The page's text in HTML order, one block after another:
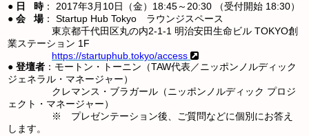
● 日 時： 2017年3月10日（金）18:45～20:30 （受付開始 18:30）
●会 場： Startup Hub Tokyo ラウンジスペース
東京都千代田区丸の内2-1-1 明治安田生命ビル TOKYO創
業ステーション 1F
https://startuphub.tokyo/access
●登壇者 ：モートン・トーニン（TAW代表／ニッポンノルディック
ジェネラル・マネージャー）
クレマンス・ブラガール（ニッポンノルディック プロジ
ェクト・マネージャー）
※ プレゼンテーション後、ご質問などに個別にお答え
します。